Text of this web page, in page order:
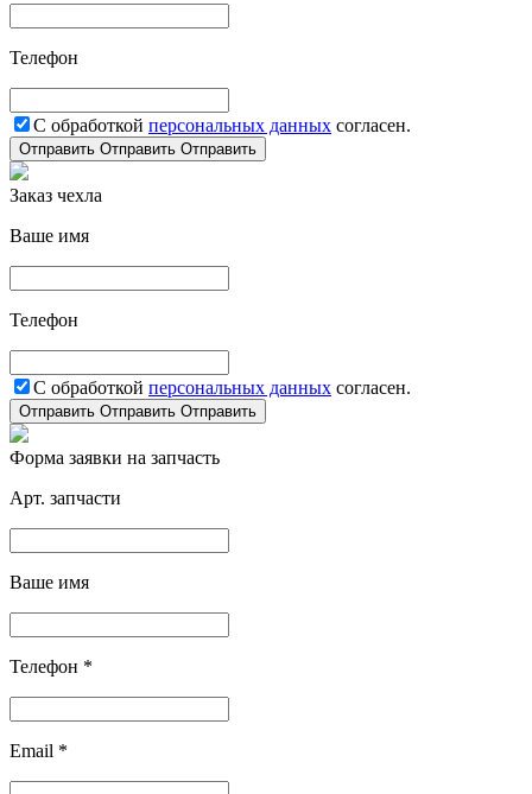
Телефон
С обработкой персональных данных согласен.
Отправить Отправить Отправить
Заказ чехла
Ваше имя
Телефон
С обработкой персональных данных согласен.
Отправить Отправить Отправить
Форма заявки на запчасть
Арт. запчасти
Ваше имя
Телефон *
Email *